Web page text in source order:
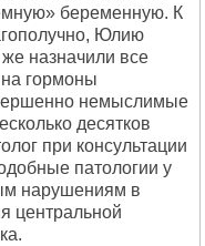
беременную. К
Юлию
назначили все
гормоны
немыслимые
десятков
при консультации
патологии у
нарушениям в
центральной